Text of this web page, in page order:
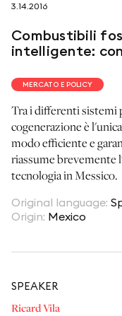
seguici su
3.14.2016
Combustibili
intelligente:
MERCATO E POLICY
Tra i differenti sistemi
cogenerazione è
modo efficiente e
riassume brevemente
tecnologia in Messico.
Original language:
Origin: Mexico
SPEAKER
Ricard Vila